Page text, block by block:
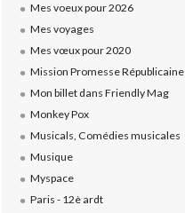
Mes voeux pour 2026
Mes voyages
Mes vœux pour 2020
Mission Promesse Républicaine
Mon billet dans Friendly Mag
Monkey Pox
Musicals, Comédies musicales
Musique
Myspace
Paris - 12è ardt